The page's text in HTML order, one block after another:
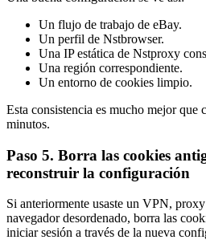
Un flujo de trabajo de eBay.
Un perfil de Nstbrowser.
Una IP estática de Nstproxy
Una región correspondiente.
Un entorno de cookies limpio.
Esta consistencia es mucho mejor que
minutos.
Paso 5. Borra las cookies
reconstruir la configuración
Si anteriormente usaste un VPN,
navegador desordenado, borra las
iniciar sesión a través de la nueva